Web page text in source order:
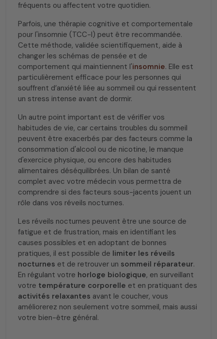
fréquents ou affectent votre quotidien.
Parfois, une thérapie cognitive et comportementale
pour l'insomnie (TCC-I) peut être recommandée.
Cette méthode, validée scientifiquement, aide à
changer les schémas de pensée et de
comportement qui maintiennent l'insomnie. Elle est
particulièrement efficace pour les personnes qui
souffrent d’anxiété liée au sommeil ou qui ressentent
un stress intense avant de dormir.
Un autre point important est de vérifier vos
habitudes de vie, car certains troubles du sommeil
peuvent être exacerbés par des facteurs comme la
consommation d'alcool ou de nicotine, le manque
d'exercice physique, ou encore des habitudes
alimentaires déséquilibrées. Un bilan de santé
complet avec votre médecin vous permettra de
comprendre si des facteurs sous-jacents jouent un
rôle dans vos réveils nocturnes.
Les réveils nocturnes peuvent être une source de
fatigue et de frustration, mais en identifiant les
causes possibles et en adoptant de bonnes
pratiques, il est possible de limiter les réveils
nocturnes et de retrouver un sommeil réparateur.
En régulant votre horloge biologique, en surveillant
votre température corporelle et en pratiquant des
activités relaxantes avant le coucher, vous
améliorerez non seulement votre sommeil, mais aussi
votre bien-être général.